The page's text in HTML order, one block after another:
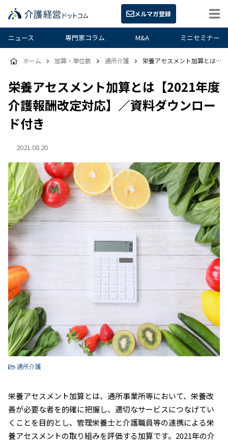
メルマガ登録
ニュース 専門家コラム M&A ミニセミナー
栄養アセスメント加算とは【2021年度
介護報酬改定対応】／資料ダウンロー
ド付き
2021.08.20
ホーム 加算・単位数 通所介護 栄養アセスメント加算とは【2021年度介護報酬改定対応】／資料ダウンロード付き
通所介護
栄養アセスメント加算とは、通所事業所等において、栄養改
善が必要な者を的確に把握し、適切なサービスにつなげてい
くことを目的とし、管理栄養士と介護職員等の連携による栄
養アセスメントの取り組みを評価する加算です。2021年の介